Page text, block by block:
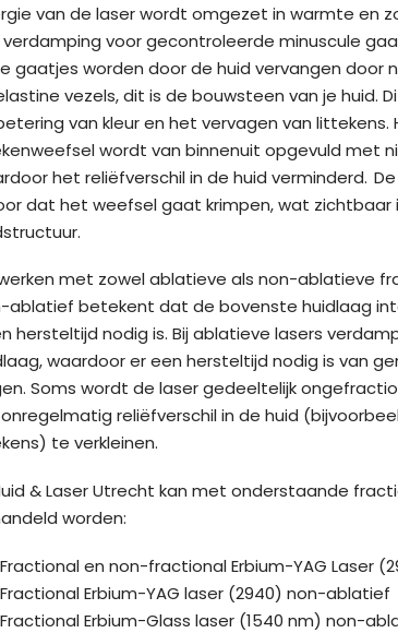
van de laser wordt omgezet in warmte en
voor gecontroleerde minuscule
gaatjes worden door de huid vervangen door
vezels, dit is de bouwsteen van je huid.
van kleur en het vervagen van littekens.
wordt van binnenuit opgevuld met
het reliëfverschil in de huid verminderd.
dat het weefsel gaat krimpen, wat zichtbaar
met zowel ablatieve als non-ablatieve
ablatief betekent dat de bovenste huidlaag
hersteltijd nodig is. Bij ablatieve lasers
waardoor er een hersteltijd nodig is van
Soms wordt de laser gedeeltelijk
reliëfverschil in de huid
te verkleinen.
& Laser Utrecht kan met onderstaande
worden:
Fractional en non-fractional Erbium-YAG Laser
Fractional Erbium-YAG laser (2940) non-ablatief
Fractional Erbium-Glass laser (1540 nm) non-